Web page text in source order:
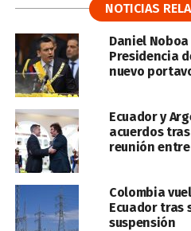
NOTICIAS
Daniel
Presidencia
nuevo
Ecuador y
acuerdos
reunión
Colombia
Ecuador tras
suspensión